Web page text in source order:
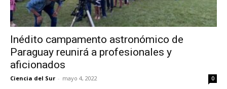
Inédito campamento astronómico de
Paraguay reunirá a profesionales y
aficionados
Ciencia del Sur - mayo 4, 2022 0